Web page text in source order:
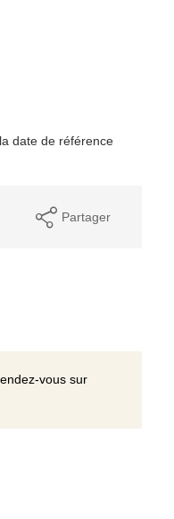
date de référence
Partager
vous sur